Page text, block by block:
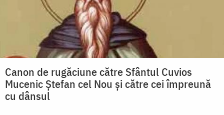
Canon de rugăciune către Sfântul Cuvios
Mucenic Ştefan cel Nou şi către cei împreună
cu dânsul